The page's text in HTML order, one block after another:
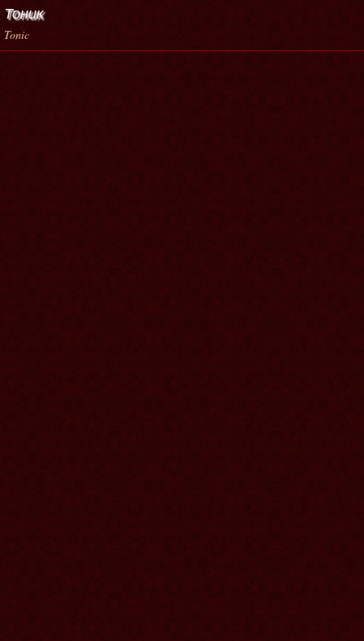
Тоник
Tonic